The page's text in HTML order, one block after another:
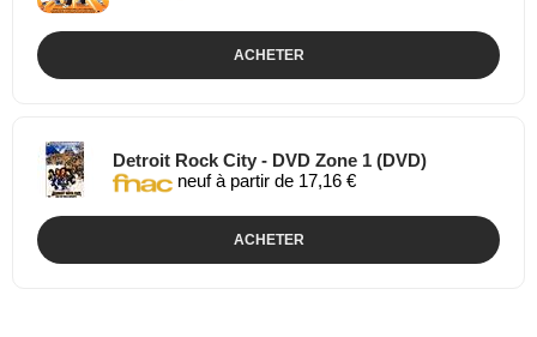
ACHETER
Detroit Rock City - DVD Zone 1 (DVD)
neuf à partir de 17,16 €
ACHETER